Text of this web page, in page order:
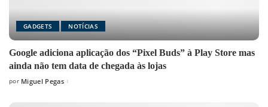
GADGETS NOTÍCIAS
Google adiciona aplicação dos “Pixel Buds” à Play Store mas
ainda não tem data de chegada às lojas
Posted
por Miguel Pegas